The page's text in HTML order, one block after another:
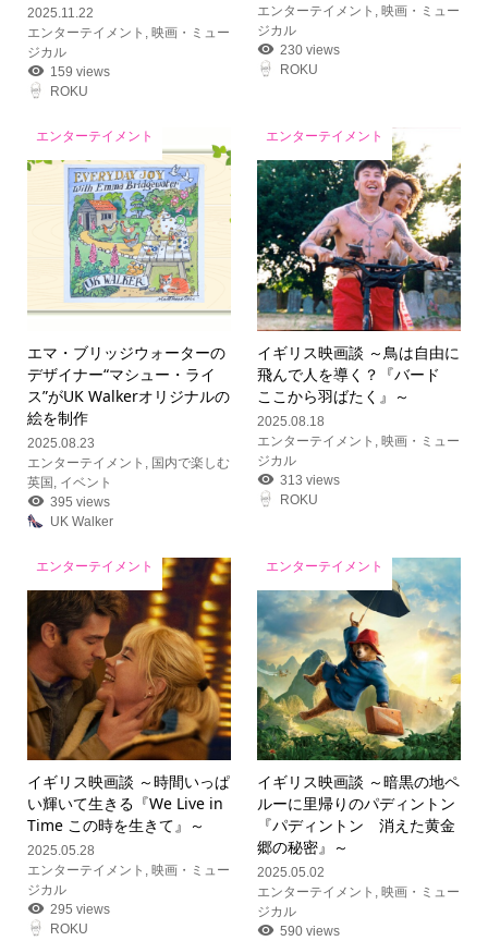
2025.11.22
エンターテイメント , 映画・ミュー
ジカル
159 views
ROKU
エンターテイメント , 映画・ミュー
ジカル
230 views
ROKU
エンターテイメント
エマ・ブリッジウォーターの
デザイナー“マシュー・ライ
ス”がUK Walkerオリジナルの
絵を制作
2025.08.23
エンターテイメント
国内で楽しむ
英国 イベント
395 views
UK Walker
エンターテイメント
イギリス映画談 ～鳥は自由に
飛んで人を導く？『バード
ここから羽ばたく』～
2025.08.18
エンターテイメント
,映画・ミュー
ジカル
313 views
ROKU
エンターテイメント
イギリス映画談 ～時間いっぱ
い輝いて生きる『We Live in
Time この時を生きて』～
2025.05.28
エンターテイメント , 映画・ミュー
ジカル
295 views
ROKU
エンターテイメント
イギリス映画談 ～暗黒の地ペ
ルーに里帰りのパディントン
『パディントン 消えた黄金
郷の秘密』～
2025.05.02
エンターテイメント , 映画・ミュー
ジカル
590 views